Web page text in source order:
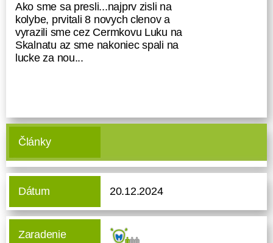
Ako sme sa presli...najprv zisli na
kolybe, prvitali 8 novych clenov a
vyrazili sme cez Cermkovu Luku na
Skalnatu az sme nakoniec spali na
lucke za nou...
Články
Dátum 20.12.2024
Zaradenie